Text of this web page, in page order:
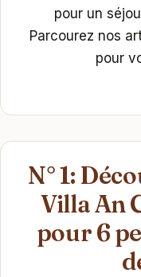
pour un
Parcourez nos
pour
N° 1:
Villa An
pour 6